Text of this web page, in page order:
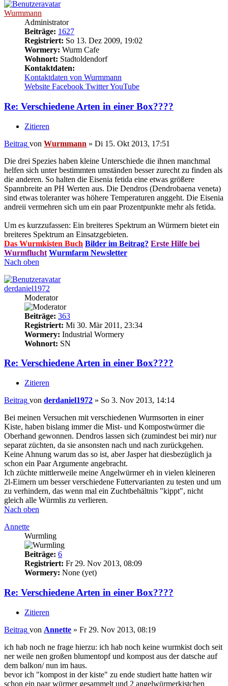
Wurmmann
Administrator
Beiträge: 1627
Registriert: So 13. Dez 2009, 19:02
Wormery: Wurm Cafe
Wohnort: Stadtoldendorf
Kontaktdaten:
Kontaktdaten von Wurmmann
Website Facebook TwitterYouTube
Re: Verschiedene Arten in einer Box????
Zitieren
Beitrag von Wurmmann » Di 15. Okt 2013, 17:51
Die drei Spezies haben kleine Unterschiede die ihnen manchmal
helfen sich unter bestimmten umständen besser zurecht zu finden als
die anderen. So halten die Eisenia fetida eine etwas größere
Spannbreite an PH Werten aus. Die Dendros (Dendrobaena veneta)
sind etwas toleranter was höhere Temperaturen anggeht. Die Eisenia
andreii vermehren sich um ein paar Prozentpunkte mehr als fetida.
Um es kurzzufassen: Ein breiteres Spektrum an Würmern bietet ein
breiteres Spektrum an Einsatzgebieten.
Das Wurmkisten Buch Bilder im Beitrag? Erste Hilfe bei
Wurmflucht Wurmfarm Newsletter
Nach oben
derdaniel1972
Moderator
Beiträge: 363
Registriert: Mi 30. Mär 2011, 23:34
Wormery: Industrial Wormery
Wohnort: SN
Re: Verschiedene Arten in einer Box????
Zitieren
Beitrag von derdaniel1972 » So 3. Nov 2013, 14:14
Bei meinen Versuchen mit verschiedenen Wurmsorten in einer
Kiste, haben bislang immer die Mist- und Kompostwürmer die
Oberhand gewonnen. Dendros lassen sich (zumindest bei mir) nur
separat züchten, da sie ansonsten nach und nach zurückgehen.
Keine Ahnung warum das so ist, aber Jasper hat diesbezüglich ja
schon ein Paar Argumente angebracht.
Ich züchte mittlerweile meine Angelwürmer eh in vielen kleineren
2l-Eimern um besser verschiedene Futtervarianten zu testen und um
zu verhindern, das wenn mal ein Zuchtbehältnis "kippt", nicht
gleich alle Würmlis zu verlieren.
Nach oben
Annette
Wurmling
Beiträge: 6
Registriert: Fr 29. Nov 2013, 08:09
Wormery: None (yet)
Re: Verschiedene Arten in einer Box????
Zitieren
Beitrag von Annette » Fr 29. Nov 2013, 08:19
ich hab noch ne frage hierzu: ich hab noch keine wurmkist doch seit
ner weile nen großen blumentopf und kompost aus der datsche auf
dem balkon/ nun im haus.
bevor ich "kompost in der kiste" zu ende studiert hatte hatten wir
schon ein paar würmer gesammelt und 2 angelwürmerkistchen